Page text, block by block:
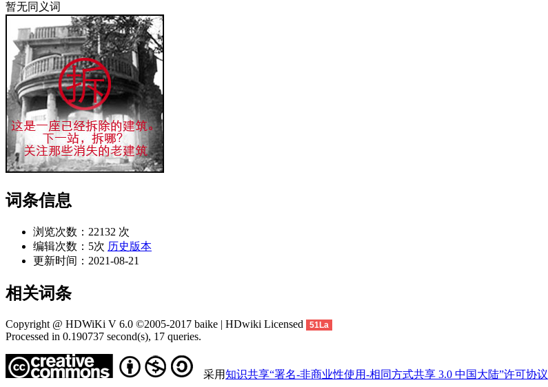
暂无同义词
词条信息
浏览次数： 22132 次
编辑次数： 5次 历史版本
更新时间： 2021-08-21
相关词条
Copyright @ HDWiKi V 6.0 ©2005-2017 baike | HDwiki Licensed 51La
Processed in 0.190737 second(s), 17 queries.
采用知识共享“署名-非商业性使用-相同方式共享 3.0 中国大陆”许可协议